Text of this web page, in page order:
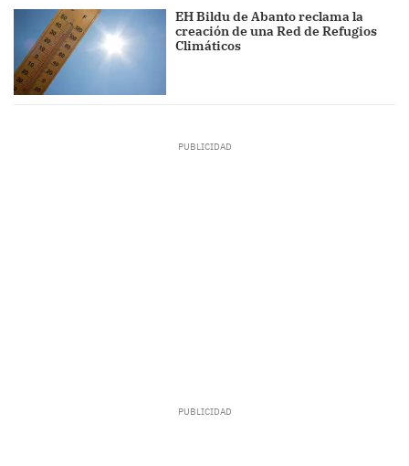
EH Bildu de Abanto reclama la
creación de una Red de Refugios
Climáticos